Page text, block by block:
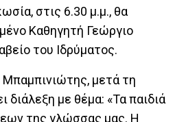
στις 6.30 μ.μ., θα
Καθηγητή Γεώργιο
του Ιδρύματος.
μετά τη
με θέμα: «Τα παιδιά
της γλώσσας μας. Η